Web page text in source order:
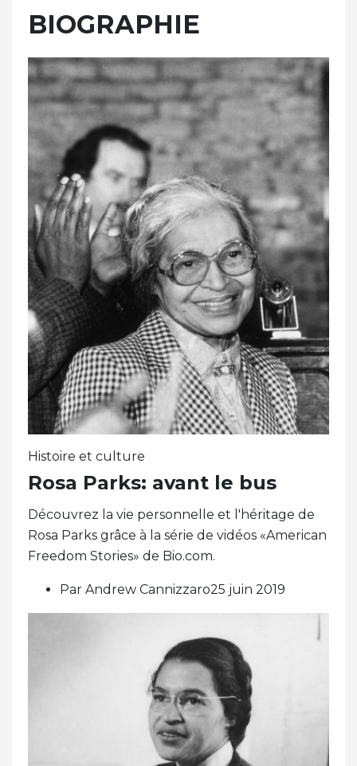
BIOGRAPHIE
Histoire et culture
Rosa Parks: avant le bus
Découvrez la vie personnelle et l'héritage de
Rosa Parks grâce à la série de vidéos «American
Freedom Stories» de Bio.com.
Par Andrew Cannizzaro25 juin 2019